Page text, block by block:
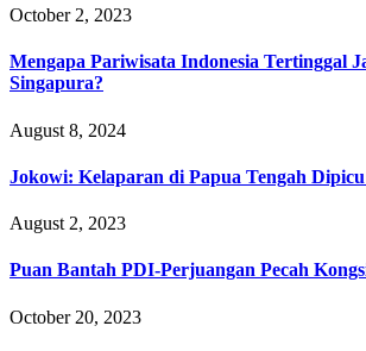
October 2, 2023
Mengapa Pariwisata Indonesia Tertinggal
Singapura?
August 8, 2024
Jokowi: Kelaparan di Papua Tengah
August 2, 2023
Puan Bantah PDI-Perjuangan Pecah
October 20, 2023